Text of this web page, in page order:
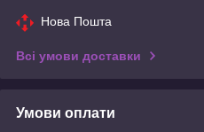
Нова Пошта
Всі умови доставки
Умови оплати